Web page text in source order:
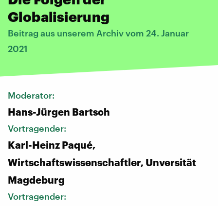
Globalisierung
Beitrag aus unserem Archiv vom 24. Januar
2021
Moderator:
Hans-Jürgen Bartsch
Vortragender:
Karl-Heinz Paqué,
Wirtschaftswissenschaftler, Unversität
Magdeburg
Vortragender: